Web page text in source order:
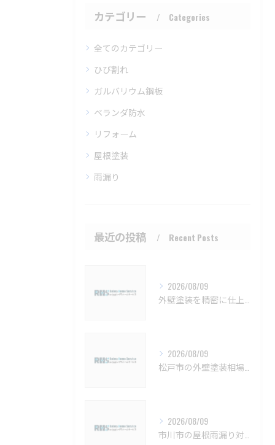
カテゴリー Categories
全てのカテゴリー
ひび割れ
ガルバリウム鋼板
ベランダ防水
リフォーム
屋根塗装
雨漏り
最近の投稿 Recent Posts
2026/08/09
2026/08/09
2026/08/09